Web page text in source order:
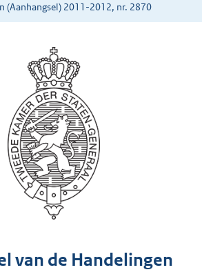
(Aanhangsel) 2011-2012, nr. 2870
van de Handelingen